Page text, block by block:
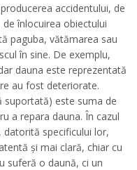
accidentului, de
înlocuirea obiectului
paguba, vătămarea sau
în sine. De exemplu,
dauna este reprezentată
au fost deteriorate.
suportată) este suma de
a repara dauna. În cazul
datorită specificului lor,
și mai clară, chiar cu
suferă o daună, ci un